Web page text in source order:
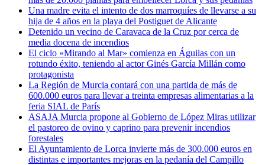
Una madre evita el intento de dos marroquíes de llevarse a su
hija de 4 años en la playa del Postiguet de Alicante
Detenido un vecino de Caravaca de la Cruz por cerca de
media docena de incendios
El ciclo «Mirando al Mar» comienza en Águilas con un
rotundo éxito, teniendo al actor Ginés García Millán como
protagonista
La Región de Murcia contará con una partida de más de
600.000 euros para llevar a treinta empresas alimentarias a la
feria SIAL de París
ASAJA Murcia propone al Gobierno de López Miras utilizar
el pastoreo de ovino y caprino para prevenir incendios
forestales
El Ayuntamiento de Lorca invierte más de 300.000 euros en
distintas e importantes mejoras en la pedanía del Campillo